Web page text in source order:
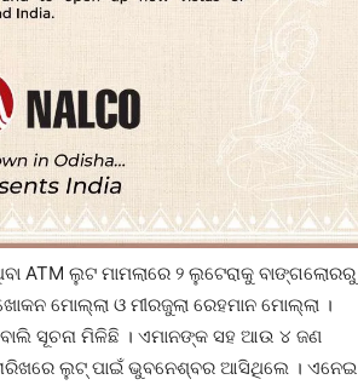
ATM ଲୁଟ ମାମଲାରେ ୨ ଲୁଟେରାକୁ ବାଙ୍ଗଲୋରରୁ
ମୋଲ୍ଲା ଓ ମୀରଜୁଲା ରେହମାନ ମୋଲ୍ଲା ।
ସୂଚନା ମିଳିଛି । ଏମାନଙ୍କ ସହ ଆଉ ୪ ଜଣ
ଲୁଟ୍‌ ପାଇଁ ଭୁବନେଶ୍ବର ଆସିଥିଲେ । ଏନେଇ